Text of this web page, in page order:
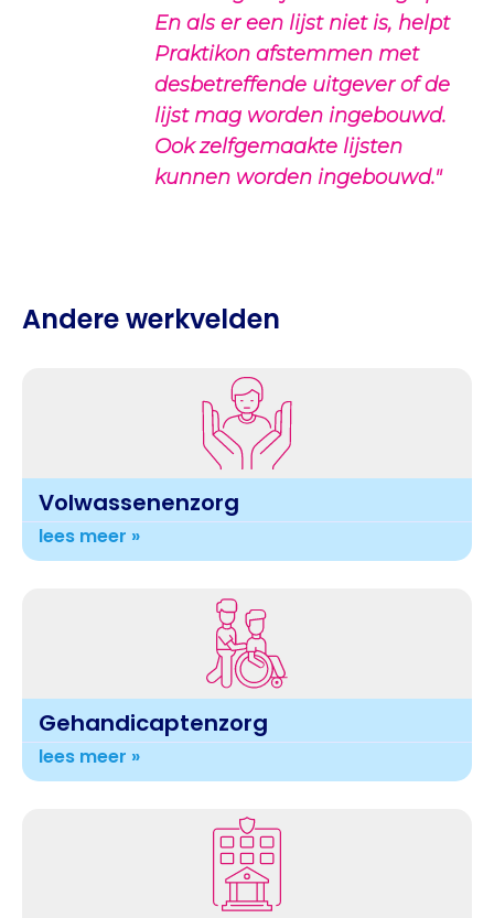
En als er een lijst niet is, helpt
Praktikon afstemmen met
desbetreffende uitgever of de
lijst mag worden ingebouwd.
Ook zelfgemaakte lijsten
kunnen worden ingebouwd."
Andere werkvelden
Volwassenenzorg
lees meer »
Gehandicaptenzorg
lees meer »